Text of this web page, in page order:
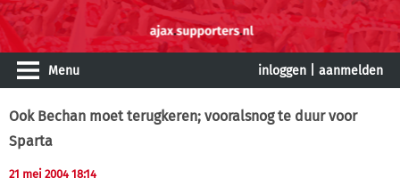
Menu inloggen aanmelden
Ook Bechan moet terugkeren; vooralsnog te duur voor
Sparta
21 mei 2004 18:14